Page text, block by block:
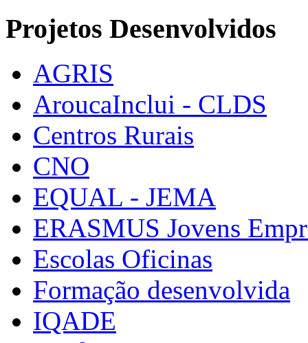
Projetos Desenvolvidos
AGRIS
AroucaInclui - CLDS
Centros Rurais
CNO
EQUAL - JEMA
ERASMUS Jovens
Escolas Oficinas
Formação desenvolvida
IQADE